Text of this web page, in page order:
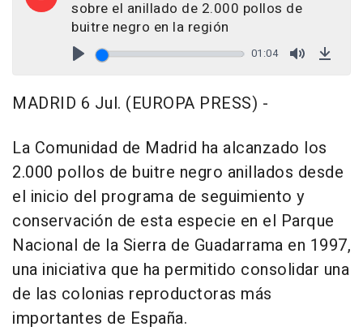
sobre el anillado de 2.000 pollos de
buitre negro en la región
01:04
MADRID 6 Jul. (EUROPA PRESS) -
La Comunidad de Madrid ha alcanzado los
2.000 pollos de buitre negro anillados desde
el inicio del programa de seguimiento y
conservación de esta especie en el Parque
Nacional de la Sierra de Guadarrama en 1997,
una iniciativa que ha permitido consolidar una
de las colonias reproductoras más
importantes de España.